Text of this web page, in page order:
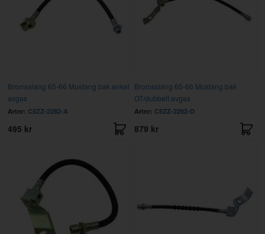
Bromsslang 65-66 Mustang bak enkel
avgas
Artnr: C5ZZ-2282-A
495 kr
Bromsslang 65-66 Mustang bak
GT/dubbelt avgas
Artnr: C5ZZ-2282-D
879 kr